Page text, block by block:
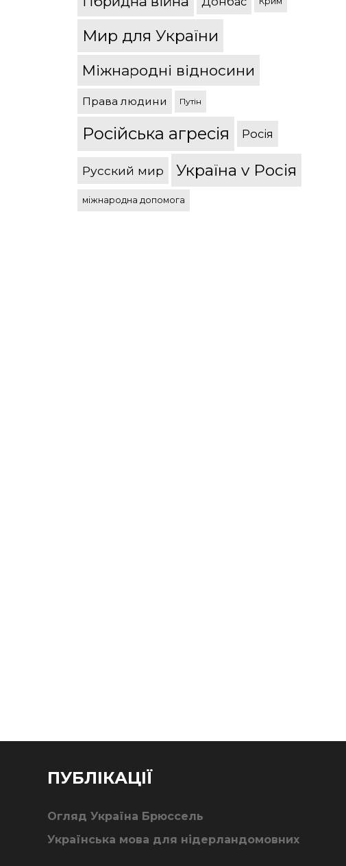
Мир для України
Міжнародні відносини
Права людини Путін
Російська агресія Росія
Русский мир Україна v Росія
міжнародна допомога
ПУБЛІКАЦІЇ
Огляд Україна Брюссель
Українська мова для нідерландомовних